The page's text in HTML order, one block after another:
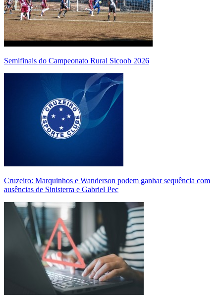
Semifinais do Campeonato Rural Sicoob 2026
Cruzeiro: Marquinhos e Wanderson podem ganhar sequência com
ausências de Sinisterra e Gabriel Pec